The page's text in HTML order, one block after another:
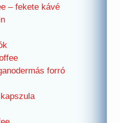
– fekete kávé
forró